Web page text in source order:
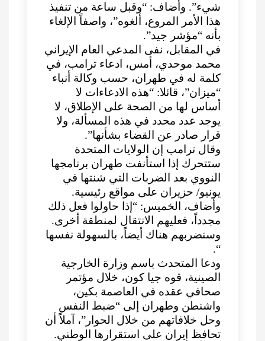
شيء”. وأضاف: “وقبل ساعة من تنفيذ
هذا الأمر المروع، ألغوه”، واصفاً الإلغاء
بأنه “مؤشر جيد”.
في المقابل، نفى المدعي العام الإيراني
محمد موحدي، أمس، ادعاء ترامب، في
كلمة له في طهران، حسب وكالة أنباء
“ميزان”، قائلا: “هذه الادعاءات لا
أساس لها من الصحة على الإطلاق، لا
يوجد عدد محدد في هذه المسألة، ولا
قرار صادر عن القضاء بشأنها”.
وقال ترامب إن الولايات المتحدة
ستتحرك إذا استأنفت طهران برنامجها
النووي بعد الضربات التي شنتها في
يونيو/ حزيران على مواقع رئيسية.
وأضاف، الخميس: “إذا حاولوا فعل ذلك
مجدداً، فعليهم الانتقال لمنطقة أخرى.
وسنضربهم هناك أيضاً، بالسهولة نفسها
“.
ودعا المتحدث باسم وزارة الخارجية
الصينية، قوه جيا كون، خلال مؤتمر
صحافي عقده في العاصمة بكين،
واشنطن وطهران إلى “ضبط النفس
وحل خلافاتهم من خلال الحوار”، آملاً أن
تحافظ إيران على استقرارها الوطني.